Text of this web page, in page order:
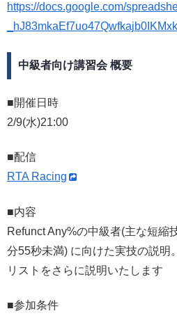
https://docs.google.com/
中級者向け講習会 概要
■開催日時
2/9(水)21:00
■配信
RTA Racing
■内容
Refunct Any%の中級者(主な短縮
分55秒未満) に向けた実技の説明
リストをさらに説明いたします
■参加条件